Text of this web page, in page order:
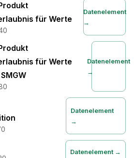
für Werte
Datenelement
→
für Werte
Datenelement
→
Datenelement
→
Datenelement →